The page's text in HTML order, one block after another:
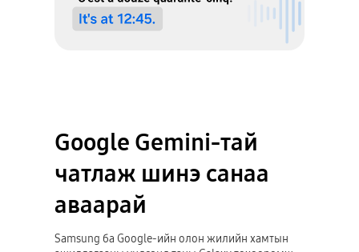
Google Gemini-тай
чатлаж шинэ санаа
аваарай
Samsung ба Google-ийн олон жилийн хамтын